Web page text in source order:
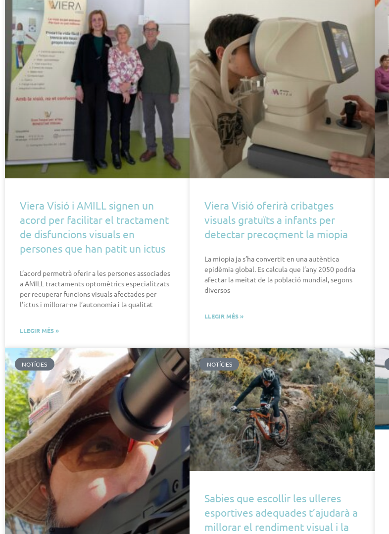
Viera Visió i AMILL signen un
acord per facilitar el tractament
de disfuncions visuals en
persones que han patit un ictus
L’acord permetrà oferir a les persones associades
a AMILL tractaments optomètrics especialitzats
per recuperar funcions visuals afectades per
l’ictus i millorar-ne l’autonomia i la qualitat
LLEGIR MÉS »
Viera Visió oferirà cribatges
visuals gratuïts a infants per
detectar precoçment la miopia
La miopia ja s’ha convertit en una autèntica
epidèmia global. Es calcula que l’any 2050 podria
afectar la meitat de la població mundial, segons
diversos
LLEGIR MÉS »
NOTÍCIES NOTÍCIES
Sabies que escollir les ulleres
esportives adequades t’ajudarà a
millorar el rendiment visual i la